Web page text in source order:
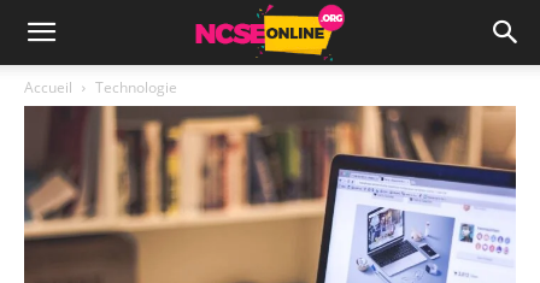
Accueil Technologie